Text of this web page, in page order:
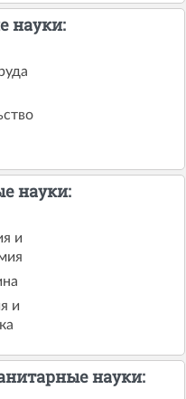
науки:
науки:
и
и
науки: